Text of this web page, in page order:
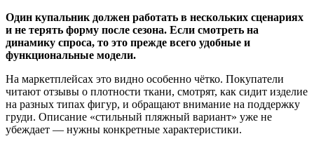
Один купальник должен работать в нескольких сценариях
и не терять форму после сезона. Если смотреть на
динамику спроса, то это прежде всего удобные и
функциональные модели.
На маркетплейсах это видно особенно чётко. Покупатели
читают отзывы о плотности ткани, смотрят, как сидит изделие
на разных типах фигур, и обращают внимание на поддержку
груди. Описание «стильный пляжный вариант» уже не
убеждает — нужны конкретные характеристики.